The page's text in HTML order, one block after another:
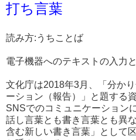
打ち言葉
読み方:うちことば
電子機器へのテキストの入力
文化庁は2018年3月、「分か
ーション（報告）」と題する
SNSでのコミュニケーション
話し言葉とも書き言葉とも異
含む新しい書き言葉」として